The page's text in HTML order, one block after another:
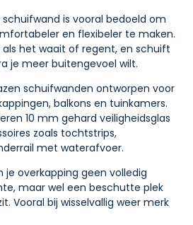
is vooral bedoeld om
en flexibeler te maken.
het waait of regent, en schuift
je meer buitengevoel wilt.
schuifwanden ontworpen voor
balkons en tuinkamers.
10 mm gehard veiligheidsglas
zoals tochtstrips,
met waterafvoer.
je overkapping geen volledig
maar wel een beschutte plek
Vooral bij wisselvallig weer merk